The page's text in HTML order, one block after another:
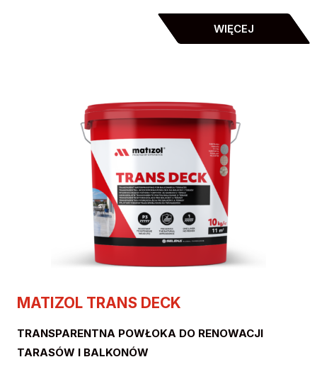
WIĘCEJ
MATIZOL TRANS DECK
TRANSPARENTNA POWŁOKA DO RENOWACJI
TARASÓW I BALKONÓW